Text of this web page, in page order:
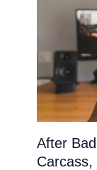
After
Carcass,